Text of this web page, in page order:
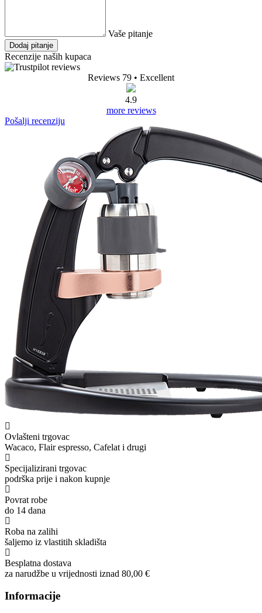
Vaše pitanje
Dodaj pitanje
Recenzije naših kupaca
Reviews 79 • Excellent
4.9
more reviews
Pošalji recenziju
Ovlašteni trgovac
Wacaco, Flair espresso, Cafelat i drugi
Specijalizirani trgovac
podrška prije i nakon kupnje
Povrat robe
do 14 dana
Roba na zalihi
šaljemo iz vlastitih skladišta
Besplatna dostava
za narudžbe u vrijednosti iznad 80,00 €
Informacije